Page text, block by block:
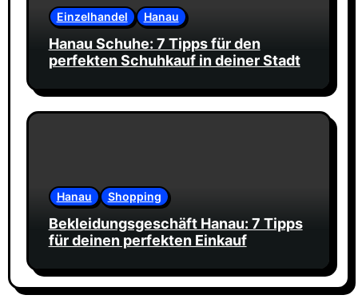
Einzelhandel Hanau
Hanau Schuhe: 7 Tipps für den
perfekten Schuhkauf in deiner Stadt
Hanau Shopping
Bekleidungsgeschäft Hanau: 7 Tipps
für deinen perfekten Einkauf